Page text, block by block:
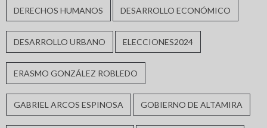
DERECHOS HUMANOS DESARROLLO ECONÓMICO
DESARROLLO URBANO ELECCIONES2024
ERASMO GONZÁLEZ ROBLEDO
GABRIEL ARCOS ESPINOSA GOBIERNO DE ALTAMIRA